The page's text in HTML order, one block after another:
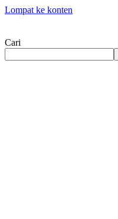
Lompat ke konten
Cari